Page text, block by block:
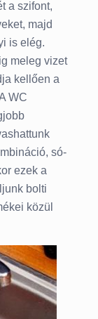
a szifont,
majd
is elég.
meleg vizet
kellően a
WC
só-
ezek a
bolti
közül